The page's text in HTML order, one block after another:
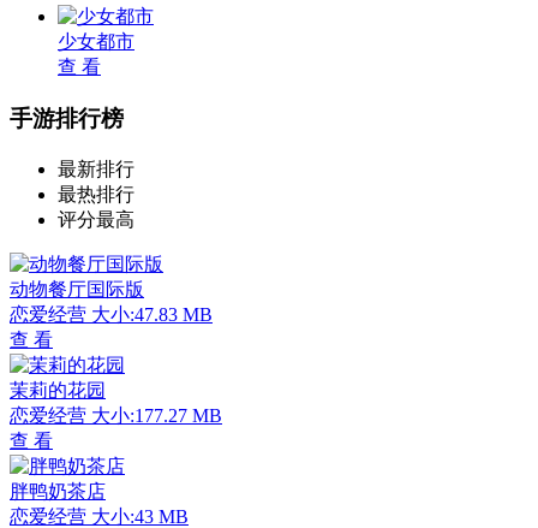
少女都市
查 看
手游排行榜
最新排行
最热排行
评分最高
动物餐厅国际版
恋爱经营 大小:47.83 MB
查 看
茉莉的花园
恋爱经营 大小:177.27 MB
查 看
胖鸭奶茶店
恋爱经营 大小:43 MB